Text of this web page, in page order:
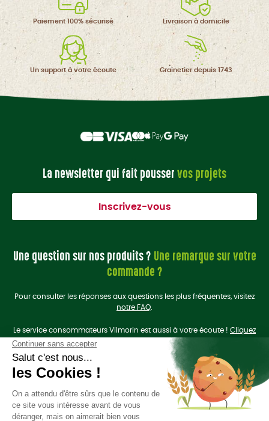
Paiement 100% sécurisé Livraison à domicile
Un support à votre écoute Grainetierdepuis 1743
La newsletter qui fait pousservos projets
Inscrivez-vous
Une question sur nos produits ? Une remarque sur votre
commande ?
Pour consulter les réponses aux questions les plus fréquentes, visitez
notre FAQ
Le service consommateurs Vilmorin est aussi à votre écoute ! Cliquez
ici
pour nous contacter.
On se retrouve sur les réseaux sociaux?